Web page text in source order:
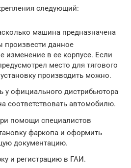
следующий:
машина предназначена
произвести данное
изменение в ее корпусе. Если
место для тягового
установку производить можно.
у официального дистрибьютора
соответствовать автомобилю.
помощи специалистов
фаркопа и оформить
документацию.
и регистрацию в ГАИ.